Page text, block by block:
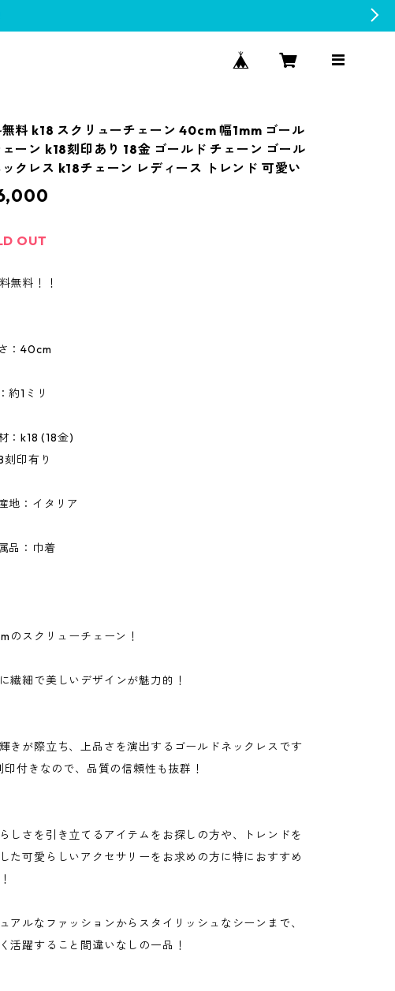
料 k18 スクリューチェーン 40cm 幅1mm ゴール
ェーン k18刻印あり 18金 ゴールド チェーン ゴール
ックレス k18チェーン レディース トレンド 可愛い
OUT
無料！！
：40cm
約1ミリ
：k18 (18金)
印有り
地：イタリア
品：巾着
のスクリューチェーン！
繊細で美しいデザインが魅力的！
きが際立ち、上品さを演出するゴールドネックレスです
印付きなので、品質の信頼性も抜群！
しさを引き立てるアイテムをお探しの方や、トレンドを
た可愛らしいアクセサリーをお求めの方に特におすすめ
アルなファッションからスタイリッシュなシーンまで、
活躍すること間違いなしの一品！